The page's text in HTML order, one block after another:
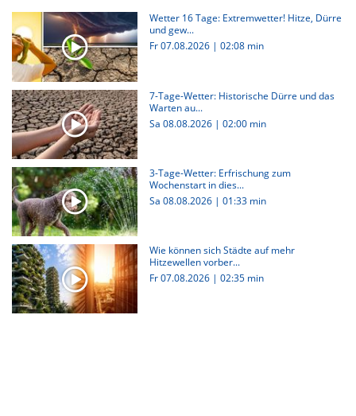
Wetter 16 Tage: Extremwetter! Hitze, Dürre
und gew...
Fr 07.08.2026 | 02:08 min
7-Tage-Wetter: Historische Dürre und das
Warten au...
Sa 08.08.2026 | 02:00 min
3-Tage-Wetter: Erfrischung zum
Wochenstart in dies...
Sa 08.08.2026 | 01:33 min
Wie können sich Städte auf mehr
Hitzewellen vorber...
Fr 07.08.2026 | 02:35 min